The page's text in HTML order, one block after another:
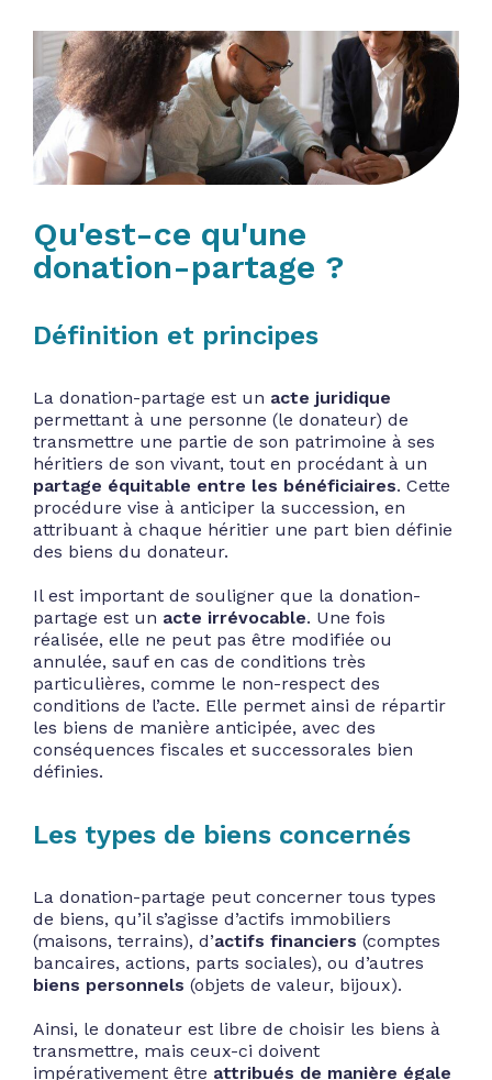
Qu'est-ce qu'une
donation-partage ?
Définition et principes
La donation-partage est un acte juridique
permettant à une personne (le donateur) de
transmettre une partie de son patrimoine à ses
héritiers de son vivant, tout en procédant à un
partage équitable entre les bénéficiaires. Cette
procédure vise à anticiper la succession, en
attribuant à chaque héritier une part bien définie
des biens du donateur.
Il est important de souligner que la donation-
partage est un acte irrévocable. Une fois
réalisée, elle ne peut pas être modifiée ou
annulée, sauf en cas de conditions très
particulières, comme le non-respect des
conditions de l’acte. Elle permet ainsi de répartir
les biens de manière anticipée, avec des
conséquences fiscales et successorales bien
définies.
Les types de biens concernés
La donation-partage peut concerner tous types
de biens, qu’il s’agisse d’actifs immobiliers
(maisons, terrains), d’actifs financiers (comptes
bancaires, actions, parts sociales), ou d’autres
biens personnels (objets de valeur, bijoux).
Ainsi, le donateur est libre de choisir les biens à
transmettre, mais ceux-ci doivent
impérativement être attribués de manière égale